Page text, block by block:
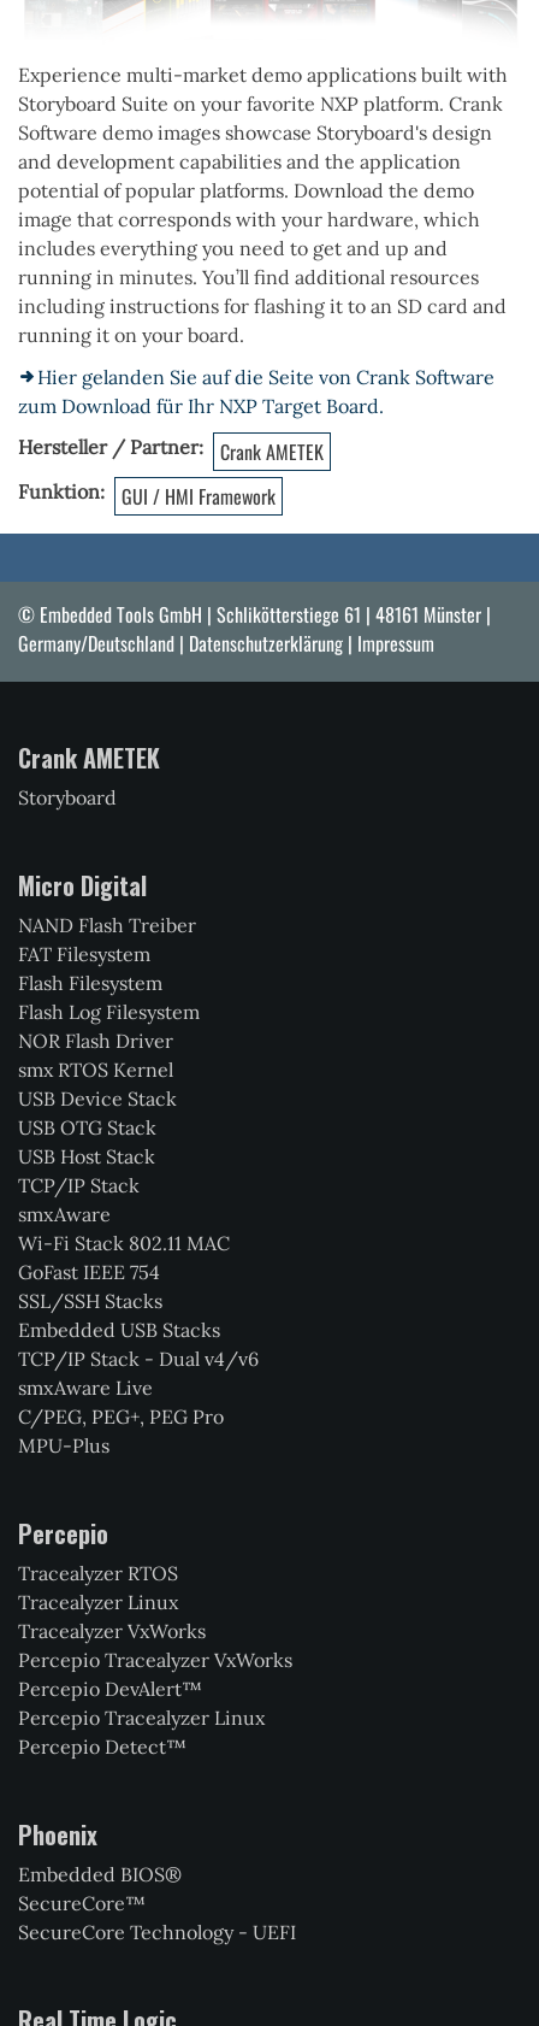
Experience multi-market demo applications built with
Storyboard Suite on your favorite NXP platform. Crank
Software demo images showcase Storyboard's design
and development capabilities and the application
potential of popular platforms. Download the demo
image that corresponds with your hardware, which
includes everything you need to get and up and
running in minutes. You’ll find additional resources
including instructions for flashing it to an SD card and
running it on your board.
Hier gelanden Sie auf die Seite von Crank Software
zum Download für Ihr NXP Target Board.
Hersteller / Partner
Crank AMETEK
Funktion GUI / HMI Framework
© Embedded Tools GmbH | Schlikötterstiege 61 | 48161 Münster |
Germany/Deutschland | Datenschutzerklärung | Impressum
Crank AMETEK
Storyboard
Micro Digital
NAND Flash Treiber
FAT Filesystem
Flash Filesystem
Flash Log Filesystem
NOR Flash Driver
smx RTOS Kernel
USB Device Stack
USB OTG Stack
USB Host Stack
TCP/IP Stack
smxAware
Wi-Fi Stack 802.11 MAC
GoFast IEEE 754
SSL/SSH Stacks
Embedded USB Stacks
TCP/IP Stack - Dual v4/v6
smxAware Live
C/PEG, PEG+, PEG Pro
MPU-Plus
Percepio
Tracealyzer RTOS
Tracealyzer Linux
Tracealyzer VxWorks
Percepio Tracealyzer VxWorks
Percepio DevAlert™
Percepio Tracealyzer Linux
Percepio Detect™
Phoenix
Embedded BIOS®
SecureCore™
SecureCore Technology - UEFI